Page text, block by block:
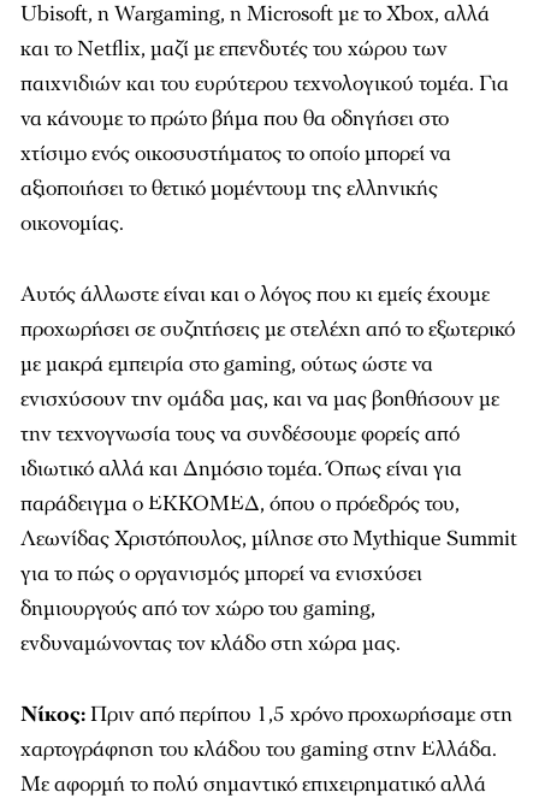
Ubisoft, η Wargaming, η Microsoft με το Xbox, αλλά
και το Netflix, μαζί με επενδυτές του χώρου των
παιχνιδιών και του ευρύτερου τεχνολογικού τομέα. Για
να κάνουμε το πρώτο βήμα που θα οδηγήσει στο
χτίσιμο ενός οικοσυστήματος το οποίο μπορεί να
αξιοποιήσει το θετικό μομέντουμ της ελληνικής
οικονομίας.
Αυτός άλλωστε είναι και ο λόγος που κι εμείς έχουμε
προχωρήσει σε συζητήσεις με στελέχη από το εξωτερικό
με μακρά εμπειρία στο gaming, ούτως ώστε να
ενισχύσουν την ομάδα μας, και να μας βοηθήσουν με
την τεχνογνωσία τους να συνδέσουμε φορείς από
ιδιωτικό αλλά και Δημόσιο τομέα. Όπως είναι για
παράδειγμα ο ΕΚΚΟΜΕΔ, όπου ο πρόεδρός του,
Λεωνίδας Χριστόπουλος, μίλησε στο Mythique Summit
για το πώς ο οργανισμός μπορεί να ενισχύσει
δημιουργούς από τον χώρο του gaming,
ενδυναμώνοντας τον κλάδο στη χώρα μας.
Νίκος:Πριν από περίπου 1,5 χρόνο προχωρήσαμε στη
χαρτογράφηση του κλάδου του gaming στην Ελλάδα.
Με αφορμή το πολύ σημαντικό επιχειρηματικό αλλά